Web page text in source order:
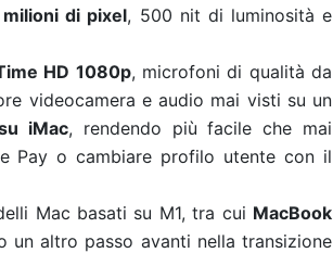
di pixel, 500 nit di luminosità e
HD 1080p, microfoni di qualità da
videocamera e audio mai visti su un
iMac, rendendo più facile che mai
Pay o cambiare profilo utente con il
Mac basati su M1, tra cui MacBook
un altro passo avanti nella transizione